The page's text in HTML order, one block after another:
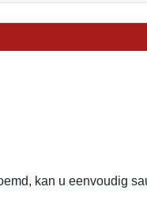
kan u eenvoudig